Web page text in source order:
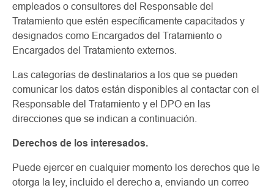
empleados o consultores del Responsable del
Tratamiento que estén específicamente capacitados y
designados como Encargados del Tratamiento o
Encargados del Tratamiento externos.
Las categorías de destinatarios a los que se pueden
comunicar los datos están disponibles al contactar con el
Responsable del Tratamiento y el DPO en las
direcciones que se indican a continuación.
Derechos de los interesados.
Puede ejercer en cualquier momento los derechos que le
otorga la ley, incluido el derecho a, enviando un correo